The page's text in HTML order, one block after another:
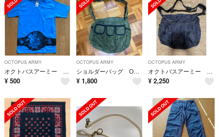
OCTOPUS ARMY
オクトパスアーミー Tシャツ M
¥ 500
OCTOPUS ARMY
ショルダーバッグ OCTOPUS ARMY
¥ 1,800
OCTOPUS ARMY
オクトパスアーミー ショルダーバッグ BLACK
¥ 2,250